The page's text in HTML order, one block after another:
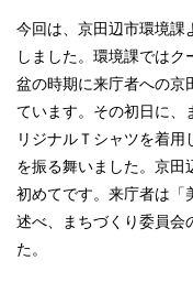
今回は、京田辺市環境課
しました。環境課では
盆の時期に来庁者への京
ています。その初日に、
リジナルＴシャツを着
を振る舞いました。京田
初めてです。来庁者は「
述べ、まちづくり委員会
た。